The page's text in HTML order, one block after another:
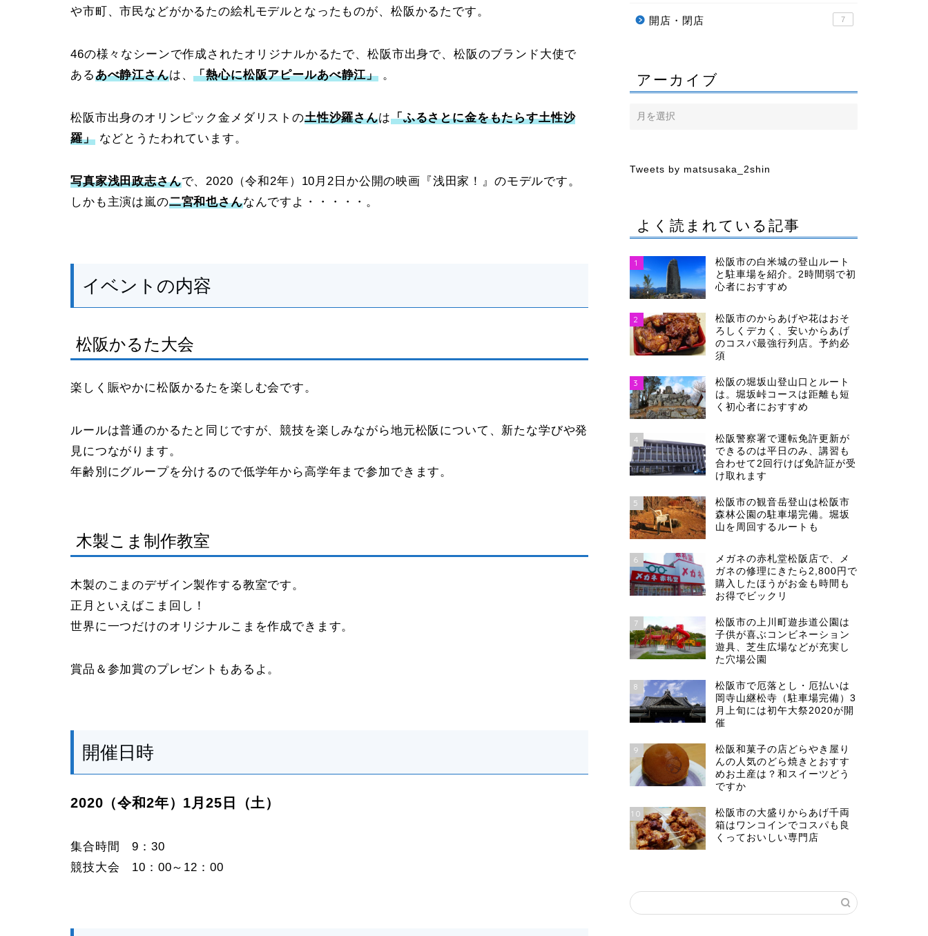
や市町、市民などがかるたの絵札モデルとなったものが、松阪かるたです。
46の様々なシーンで作成されたオリジナルかるたで、松阪市出身で、松阪のブランド大使で
あるあべ静江さんは、「熱心に松阪アピールあべ静江」 。
松阪市出身のオリンピック金メダリストの土性沙羅さんは「ふるさとに金をもたらす土性沙
羅」 などとうたわれています。
写真家浅田政志さんで、2020（令和2年）10月2日か公開の映画『浅田家！』のモデルです。
しかも主演は嵐の二宮和也さんなんですよ・・・・・。
イベントの内容
松阪かるた大会
楽しく賑やかに松阪かるたを楽しむ会です。
ルールは普通のかるたと同じですが、競技を楽しみながら地元松阪について、新たな学びや発
見につながります。
年齢別にグループを分けるので低学年から高学年まで参加できます。
木製こま制作教室
木製のこまのデザイン製作する教室です。
正月といえばこま回し！
世界に一つだけのオリジナルこまを作成できます。
賞品＆参加賞のプレゼントもあるよ。
開催日時
2020（令和2年）1月25日（土）
集合時間 9：30
競技大会 10：00～12：00
開店・閉店 7
アーカイブ
Tweets by matsusaka_2shin
よく読まれている記事
1
松阪市の白米城の登山ルート
と駐車場を紹介。2時間弱で初
心者におすすめ
2
松阪市のからあげや花はおそ
ろしくデカく、安いからあげ
のコスパ最強行列店。予約必
須
3
松阪の堀坂山登山口とルート
は。堀坂峠コースは距離も短
く初心者におすすめ
4
松阪警察署で運転免許更新が
できるのは平日のみ、講習も
合わせて2回行けば免許証が受
け取れます
5
松阪市の観音岳登山は松阪市
森林公園の駐車場完備。堀坂
山を周回するルートも
6
メガネの赤札堂松阪店で、メ
ガネの修理にきたら2,800円で
購入したほうがお金も時間も
お得でビックリ
7
松阪市の上川町遊歩道公園は
子供が喜ぶコンビネーション
遊具、芝生広場などが充実し
た穴場公園
8
松阪市で厄落とし・厄払いは
岡寺山継松寺（駐車場完備）3
月上旬には初午大祭2020が開
催
9
松阪和菓子の店どらやき屋り
んの人気のどら焼きとおすす
めお土産は？和スイーツどう
ですか
10
松阪市の大盛りからあげ千両
箱はワンコインでコスパも良
くっておいしい専門店